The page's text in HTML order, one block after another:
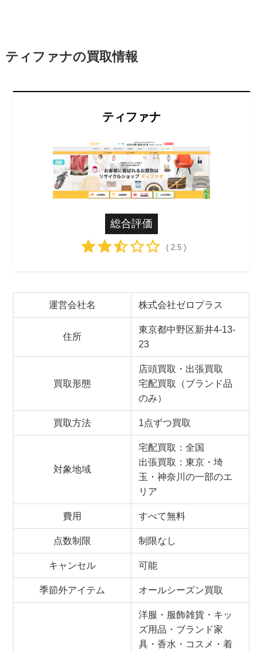
ティファナの買取情報
ティファナ
総合評価
( 2.5 )
運営会社名 株式会社ゼロプラス
住所
東京都中野区新井4-13-
23
買取形態
店頭買取・出張買取
宅配買取（ブランド品
のみ）
買取方法 1点ずつ買取
対象地域
宅配買取：全国
出張買取：東京・埼
玉・神奈川の一部のエ
リア
費用 すべて無料
点数制限 制限なし
キャンセル 可能
季節外アイテム オールシーズン買取
洋服・服飾雑貨・キッ
ズ用品・ブランド家
具・香水・コスメ・着